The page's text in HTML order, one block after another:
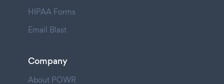
HIPAA Forms
Email Blast
Company
About POWR